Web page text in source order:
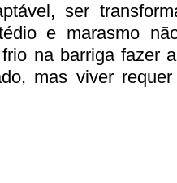
ser
e marasmo
na barriga fazer
mas viver